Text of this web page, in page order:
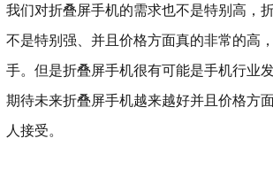
我们对折叠屏手机的需求也不是特别高，
不是特别强、并且价格方面真的非常的高
手。但是折叠屏手机很有可能是手机行业
期待未来折叠屏手机越来越好并且价格方
人接受。